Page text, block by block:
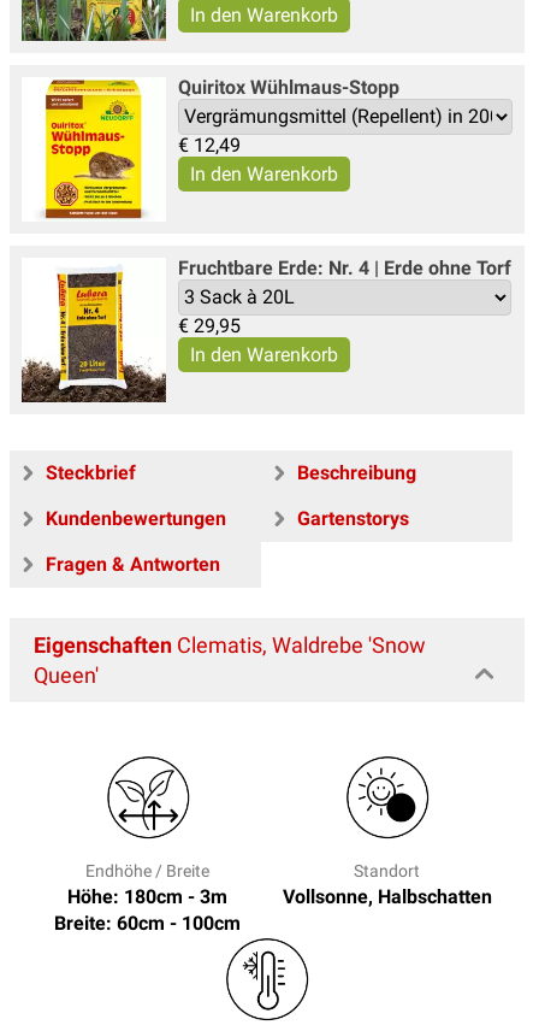
Quiritox Wühlmaus-Stopp
€ 12,49
Fruchtbare Erde: Nr. 4 | Erde ohne Torf
€ 29,95
Steckbrief
Beschreibung
Kundenbewertungen
Gartenstorys
Fragen & Antworten
Eigenschaften Clematis, Waldrebe 'Snow
Queen'
Endhöhe / Breite
Höhe: 180cm - 3m
Breite: 60cm - 100cm
Standort
Vollsonne, Halbschatten